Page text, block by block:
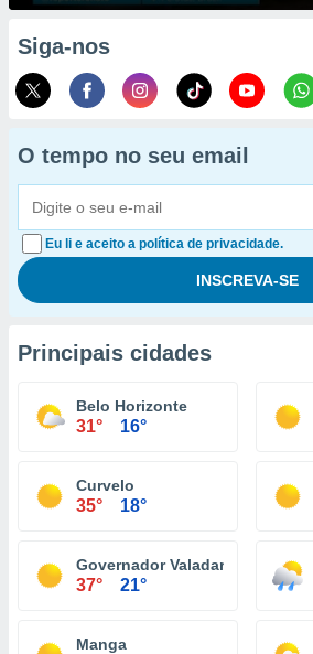
Siga-nos
O tempo no seu email
Eu li e aceito a política de privacidade.
Principais cidades
Belo Horizonte
31° 16°
Curvelo
35° 18°
Governador Valadares
37° 21°
Manga